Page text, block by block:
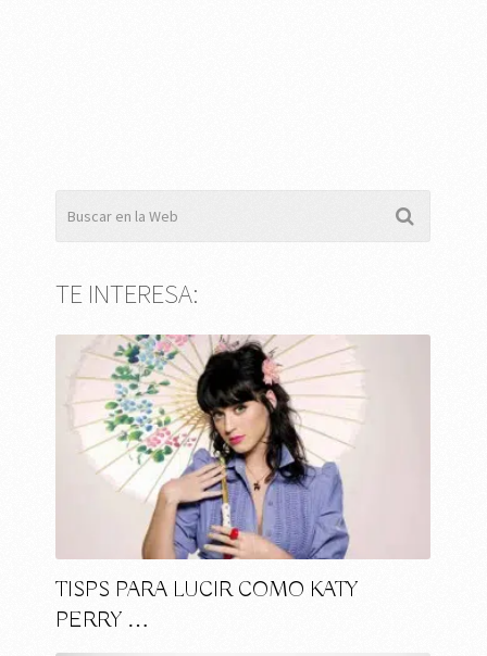
TE INTERESA:
TISPS PARA LUCIR COMO KATY
PERRY …